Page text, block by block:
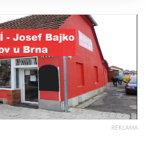
REKLAMA